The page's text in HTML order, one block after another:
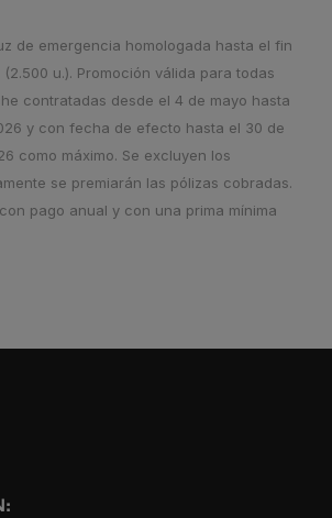
de emergencia homologada hasta el fin
u.). Promoción válida para todas
contratadas desde el 4 de mayo hasta
y con fecha de efecto hasta el 30 de
como máximo. Se excluyen los
se premiarán las pólizas cobradas.
pago anual y con una prima mínima